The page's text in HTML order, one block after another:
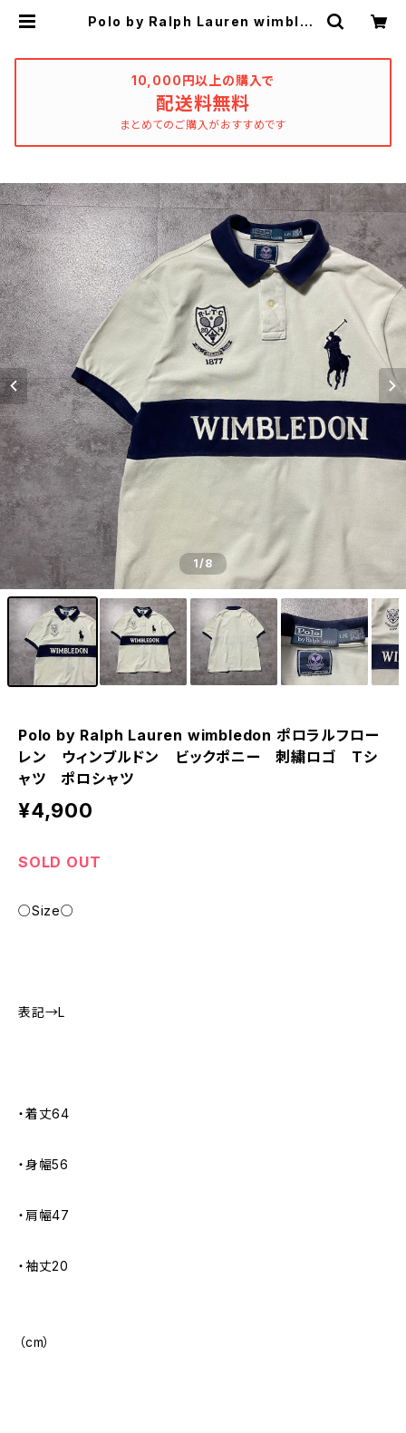
Polo by Ralph Lauren wimbled
ャツ ポロシャツ | used_clothing
_katharsis
10,000円以上の購入で
配送料無料
まとめてのご購入がおすすめです
1/8
Polo by Ralph Lauren wimbledon ポロラルフロー
レン ウィンブルドン ビックポニー 刺繍ロゴ Tシ
ャツ ポロシャツ
¥4,900
SOLD OUT
○Size○
表記→L
・着丈64
・身幅56
・肩幅47
・袖丈20
（cm）